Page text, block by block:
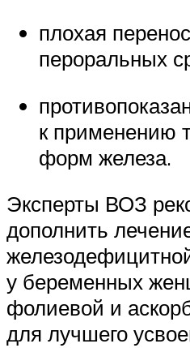
плохая
пероральных
к применению
форм железа.
Эксперты ВОЗ
дополнить
у беременных
фолиевой и
для лучшего